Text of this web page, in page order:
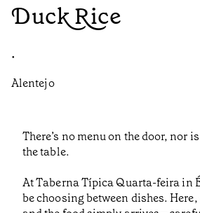
Duck Rice
•
Alentejo
There’s no menu on the door, nor
the table.
At Taberna Típica Quarta-feira in
be choosing between dishes.